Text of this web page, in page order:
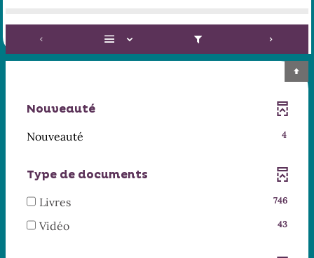
Nouveauté
Nouveauté
4
-
Type de documents
Livres
746
-
Vidéo 43
-